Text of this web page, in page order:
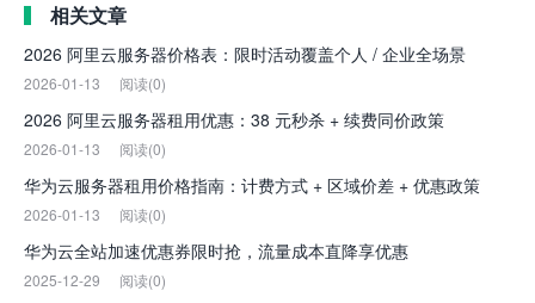
相关文章
2026 阿里云服务器价格表：限时活动覆盖个人 / 企业全场景
2026-01-13 阅读(0)
2026 阿里云服务器租用优惠：38 元秒杀 + 续费同价政策
2026-01-13 阅读(0)
华为云服务器租用价格指南：计费方式 + 区域价差 + 优惠政策
2026-01-13 阅读(0)
华为云全站加速优惠券限时抢，流量成本直降享优惠
2025-12-29 阅读(0)